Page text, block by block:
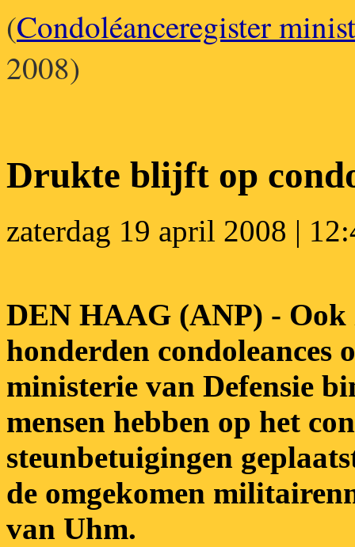
(Condoléanceregister
2008)
Drukte blijft op
zaterdag 19 april 2008 |
DEN HAAG (ANP) - Ook
honderden condoleances
ministerie van Defensie
mensen hebben op het
steunbetuigingen
de omgekomen
van Uhm.